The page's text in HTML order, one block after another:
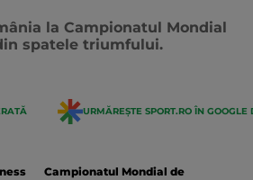
la Campionatul Mondial
spatele triumfului.
URMĂREȘTE SPORT.RO ÎN GOOGLE
Campionatul Mondial de